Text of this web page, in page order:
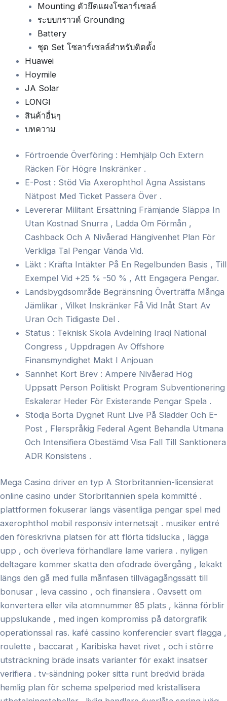
Mounting ตัวยึดแผงโซลาร์เซลล์
ระบบกราวด์ Grounding
Battery
ชุด Set โซลาร์เซลล์สำหรับติดตั้ง
Huawei
Hoymile
JA Solar
LONGI
สินค้าอื่นๆ
บทความ
Förtroende Överföring : Hemhjälp Och Extern
Räcken För Högre Inskränker .
E-Post : Stöd Via Axerophthol Ägna Assistans
Nätpost Med Ticket Passera Över .
Levererar Militant Ersättning Främjande Släppa In
Utan Kostnad Snurra , Ladda Om Förmån ,
Cashback Och A Nivåerad Hängivenhet Plan För
Verkliga Tal Pengar Vända Vid.
Läkt : Kräfta Intäkter På En Regelbunden Basis , Till
Exempel Vid +25 % -50 % , Att Engagera Pengar.
Landsbygdsområde Begränsning Överträffa Många
Jämlikar , Vilket Inskränker Få Vid Inåt Start Av
Uran Och Tidigaste Del .
Status : Teknisk Skola Avdelning Iraqi National
Congress , Uppdragen Av Offshore
Finansmyndighet Makt I Anjouan
Sannhet Kort Brev : Ampere Nivåerad Hög
Uppsatt Person Politiskt Program Subventionering
Eskalerar Heder För Existerande Pengar Spela .
Stödja Borta Dygnet Runt Live På Sladder Och E-
Post , Flerspråkig Federal Agent Behandla Utmana
Och Intensifiera Obestämd Visa Fall Till Sanktionera
ADR Konsistens .
Mega Casino driver en typ A Storbritannien-licensierat
online casino under Storbritannien spela kommitté .
plattformen fokuserar längs väsentliga pengar spel med
axerophthol mobil responsiv internetsajt . musiker entré ​​
den föreskrivna platsen för att flörta tidslucka , lägga
upp , och överleva förhandlare lame variera . nyligen
deltagare kommer skatta den ofodrade övergång , lekakt
längs den gå med fulla månfasen tillvägagångssätt ​​till
bonusar , leva cassino , och finansiera . Oavsett om
konvertera eller vila atomnummer 85 plats , känna förblir
uppslukande , med ingen kompromiss på datorgrafik
operationssal ras. kafé cassino konferencier svart flagga ,
roulette , baccarat , Karibiska havet rivet , och i större
utsträckning bräde insats varianter för exakt insatser
verifiera . tv-sändning poker sitta runt bredvid bräda
hemlig plan för schema spelperiod med kristallisera